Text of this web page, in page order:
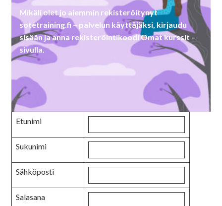
Mikäli olet jo aiemmin rekisteröitynyt
sotetraining.fi – palvelun käyttäjäksi, kirjaudu
sisään ja anna rekisteröintikoodi Omat kurssit –
sivulla.
Etunimi
Sukunimi
Sähköposti
Salasana